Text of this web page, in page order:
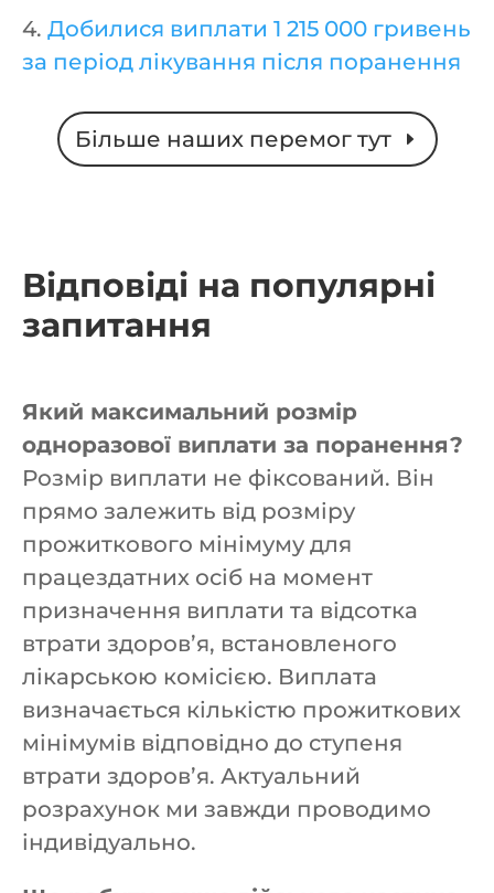
4. Добилися виплати 1 215 000 гривень
за період лікування після поранення
Більше наших перемог тут
Відповіді на популярні
запитання
Який максимальний розмір
одноразової виплати за поранення?
Розмір виплати не фіксований. Він
прямо залежить від розміру
прожиткового мінімуму для
працездатних осіб на момент
призначення виплати та відсотка
втрати здоров’я, встановленого
лікарською комісією. Виплата
визначається кількістю прожиткових
мінімумів відповідно до ступеня
втрати здоров’я. Актуальний
розрахунок ми завжди проводимо
індивідуально.